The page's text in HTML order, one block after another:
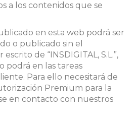
a los contenidos que se
en esta web podrá ser
o publicado sin el
de “INSDIGITAL, S.L.”,
podrá en las tareas
Para ello necesitará de
Premium para la
en contacto con nuestros